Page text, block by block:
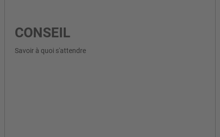
CONSEIL
Savoir à quoi s'attendre